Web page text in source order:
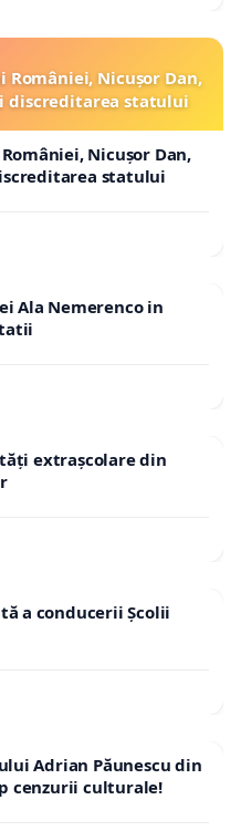
României, Nicușor Dan,
discreditarea statului
Nicușor Dan,
statului
Ala Nemerenco in
extrașcolare din
a conducerii Școlii
Adrian Păunescu din
cenzurii culturale!